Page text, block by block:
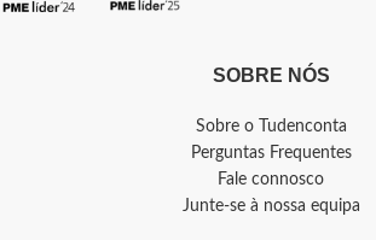
SOBRE NÓS
Sobre o Tudenconta
Perguntas Frequentes
Fale connosco
Junte-se à nossa equipa